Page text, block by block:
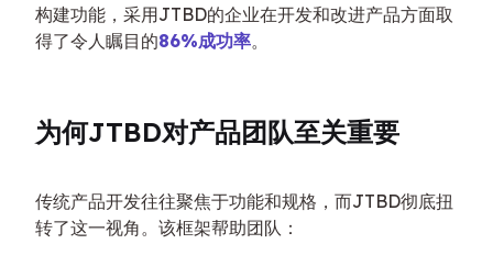
构建功能，采用JTBD的企业在开发和改进产品方面取
得了令人瞩目的86%成功率。
为何JTBD对产品团队至关重要
传统产品开发往往聚焦于功能和规格，而JTBD彻底扭
转了这一视角。该框架帮助团队：